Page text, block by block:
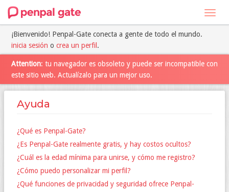
¡Bienvenido! Penpal-Gate conecta a gente de todo el mundo.
inicia sesión o crea un perfil .
Attention: tu navegador es obsoleto y puede ser incompatible con
este sitio web. Actualízalo para un mejor uso.
Ayuda
¿Qué es Penpal-Gate?
¿Es Penpal-Gate realmente gratis, y hay costos ocultos?
¿Cuál es la edad mínima para unirse, y cómo me registro?
¿Cómo puedo personalizar mi perfil?
¿Qué funciones de privacidad y seguridad ofrece Penpal-